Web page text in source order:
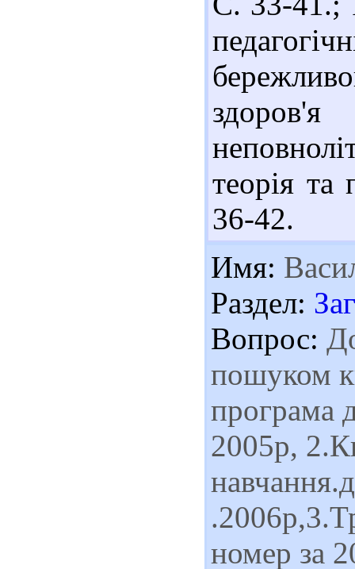
теорія
36-42.
Имя:
Раздел:
Вопрос:
пошуком
програма
2005р,
номер за